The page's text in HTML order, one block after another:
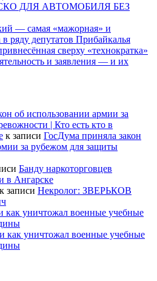
ДЛЯ АВТОМОБИЛЯ БЕЗ
— самая «мажорная» и
ряду депутатов Прибайкалья
сверху «технократка»
и заявления — и их
об использовании армии за
| Кто есть кто в
к записи ГосДума приняла закон
за рубежом для защиты
Банду наркоторговцев
в Ангарске
к записи Некролог: ЗВЕРЬКОВ
как уничтожал военные учебные
как уничтожал военные учебные